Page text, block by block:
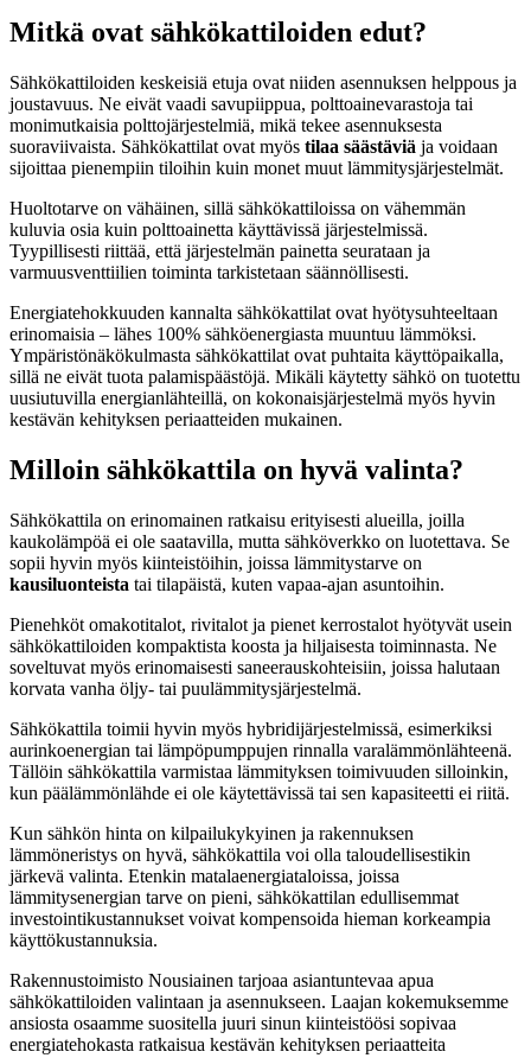
Mitkä ovat sähkökattiloiden edut?
Sähkökattiloiden keskeisiä etuja ovat niiden asennuksen helppous ja
joustavuus. Ne eivät vaadi savupiippua, polttoainevarastoja tai
monimutkaisia polttojärjestelmiä, mikä tekee asennuksesta
suoraviivaista. Sähkökattilat ovat myös tilaa säästäviä ja voidaan
sijoittaa pienempiin tiloihin kuin monet muut lämmitysjärjestelmät.
Huoltotarve on vähäinen, sillä sähkökattiloissa on vähemmän
kuluvia osia kuin polttoainetta käyttävissä järjestelmissä.
Tyypillisesti riittää, että järjestelmän painetta seurataan ja
varmuusventtiilien toiminta tarkistetaan säännöllisesti.
Energiatehokkuuden kannalta sähkökattilat ovat hyötysuhteeltaan
erinomaisia – lähes 100% sähköenergiasta muuntuu lämmöksi.
Ympäristönäkökulmasta sähkökattilat ovat puhtaita käyttöpaikalla,
sillä ne eivät tuota palamispäästöjä. Mikäli käytetty sähkö on tuotettu
uusiutuvilla energianlähteillä, on kokonaisjärjestelmä myös hyvin
kestävän kehityksen periaatteiden mukainen.
Milloin sähkökattila on hyvä valinta?
Sähkökattila on erinomainen ratkaisu erityisesti alueilla, joilla
kaukolämpöä ei ole saatavilla, mutta sähköverkko on luotettava. Se
sopii hyvin myös kiinteistöihin, joissa lämmitystarve on
kausiluonteista tai tilapäistä, kuten vapaa-ajan asuntoihin.
Pienehköt omakotitalot, rivitalot ja pienet kerrostalot hyötyvät usein
sähkökattiloiden kompaktista koosta ja hiljaisesta toiminnasta. Ne
soveltuvat myös erinomaisesti saneerauskohteisiin, joissa halutaan
korvata vanha öljy- tai puulämmitysjärjestelmä.
Sähkökattila toimii hyvin myös hybridijärjestelmissä, esimerkiksi
aurinkoenergian tai lämpöpumppujen rinnalla varalämmönlähteenä.
Tällöin sähkökattila varmistaa lämmityksen toimivuuden silloinkin,
kun päälämmönlähde ei ole käytettävissä tai sen kapasiteetti ei riitä.
Kun sähkön hinta on kilpailukykyinen ja rakennuksen
lämmöneristys on hyvä, sähkökattila voi olla taloudellisestikin
järkevä valinta. Etenkin matalaenergiataloissa, joissa
lämmitysenergian tarve on pieni, sähkökattilan edullisemmat
investointikustannukset voivat kompensoida hieman korkeampia
käyttökustannuksia.
Rakennustoimisto Nousiainen tarjoaa asiantuntevaa apua
sähkökattiloiden valintaan ja asennukseen. Laajan kokemuksemme
ansiosta osaamme suositella juuri sinun kiinteistöösi sopivaa
energiatehokasta ratkaisua kestävän kehityksen periaatteita